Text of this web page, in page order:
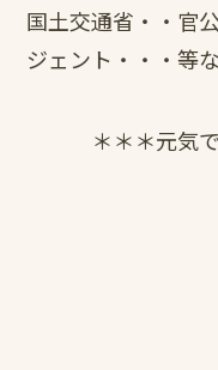
国土交通省・・官
ジェント・・・等
＊＊＊元気で